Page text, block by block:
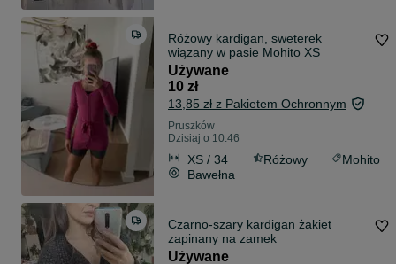
Różowy kardigan, sweterek
wiązany w pasie Mohito XS
Używane
10 zł
13,85 zł z Pakietem Ochronnym
Pruszków
Dzisiaj o 10:46
XS / 34 Różowy
Mohito
Bawełna
Czarno-szary kardigan żakiet
zapinany na zamek
Używane